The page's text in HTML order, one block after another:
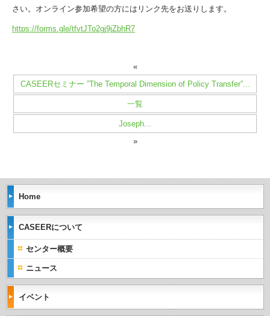
さい。 オンライン参加希望の方にはリンク先をお送りします。
https://forms.gle/tfvtJTo2gj9jZbhR7
«
CASEERセミナー ”The Temporal Dimension of Policy Transfer”...
一覧
Joseph...
»
Home
CASEERについて
センター概要
ニュース
イベント